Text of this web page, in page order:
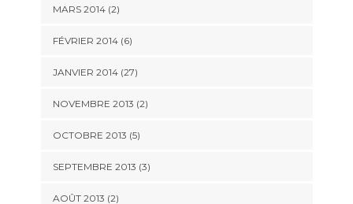
MARS 2014 (2)
FÉVRIER 2014 (6)
JANVIER 2014 (27)
NOVEMBRE 2013 (2)
OCTOBRE 2013 (5)
SEPTEMBRE 2013 (3)
AOÛT 2013 (2)